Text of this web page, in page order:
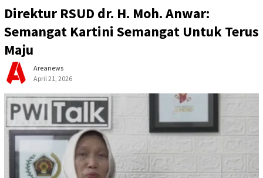
Direktur RSUD dr. H. Moh. Anwar:
Semangat Kartini Semangat Untuk Terus
Maju
Areanews
April 21, 2026